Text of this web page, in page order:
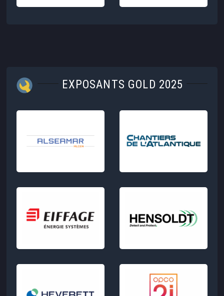
EXPOSANTS GOLD 2025